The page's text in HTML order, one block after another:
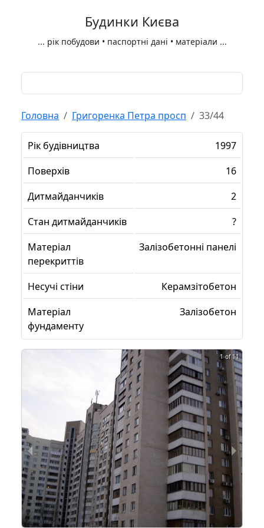
Будинки Києва
... рік побудови • паспортні дані • матеріали ...
Головна Григоренка Петра просп 33/44
Рік будівництва
1997
Поверхів
16
Дитмайданчиків
2
Стан дитмайданчиків
?
Матеріал
перекриттів
Залізобетонні панелі
Несучі стіни
Керамзітобетон
Матеріал
фундаменту
Залізобетон
1 of 11